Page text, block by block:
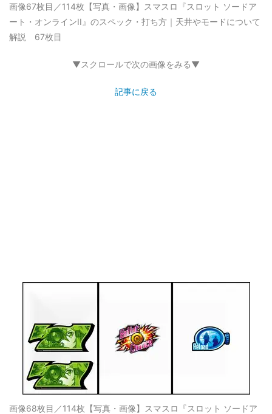
画像67枚目／114枚 【写真・画像】スマスロ『スロット ソードア
ート・オンラインII』のスペック・打ち方｜天井やモードについて
解説 67枚目
▼スクロールで次の画像をみる▼
記事に戻る
画像68枚目／114枚 【写真・画像】スマスロ『スロット ソードア